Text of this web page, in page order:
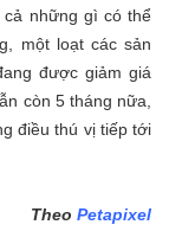
những gì có thể
một loạt các sản
được giảm giá
còn 5 tháng nữa,
điều thú vị tiếp tới
Theo Petapixel